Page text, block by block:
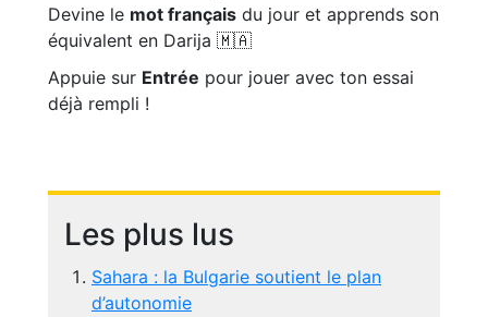
Devine le mot français du jour et apprends son
équivalent en Darija 🇲🇦
Appuie sur Entrée pour jouer avec ton essai
déjà rempli !
Les plus lus
Sahara : la Bulgarie soutient le plan
d’autonomie